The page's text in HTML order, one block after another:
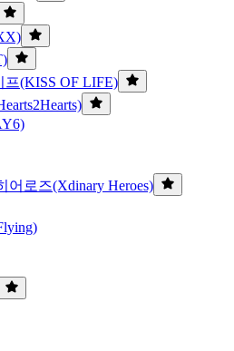
프(KISS OF LIFE)
어로즈(Xdinary Heroes)